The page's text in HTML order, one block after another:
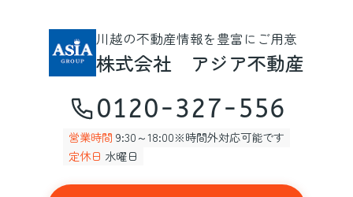
川越の不動産情報を豊富にご用意
株式会社 アジア不動産
0120-327-556
営業時間 9:30～18:00※時間外対応可能です
定休日 水曜日